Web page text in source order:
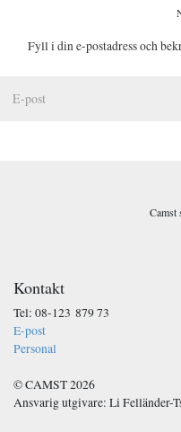
Fyll i din e-postadress och
Camst
Kontakt
Tel: 08-123 879 73
E-post
Personal
© CAMST 2026
Ansvarig utgivare: Li Felländer-